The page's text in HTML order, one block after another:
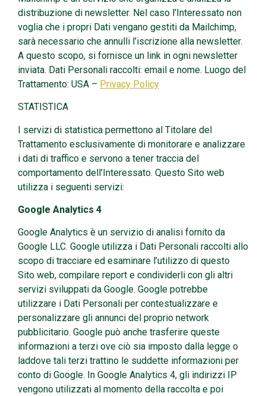
distribuzione di newsletter. Nel caso l’Interessato non
voglia che i propri Dati vengano gestiti da Mailchimp,
sarà necessario che annulli l’iscrizione alla newsletter.
A questo scopo, si fornisce un link in ogni newsletter
inviata. Dati Personali raccolti: email e nome. Luogo del
Trattamento: USA – Privacy Policy
STATISTICA
I servizi di statistica permettono al Titolare del
Trattamento esclusivamente di monitorare e analizzare
i dati di traffico e servono a tener traccia del
comportamento dell’Interessato. Questo Sito web
utilizza i seguenti servizi:
Google Analytics 4
Google Analytics è un servizio di analisi fornito da
Google LLC. Google utilizza i Dati Personali raccolti allo
scopo di tracciare ed esaminare l’utilizzo di questo
Sito web, compilare report e condividerli con gli altri
servizi sviluppati da Google. Google potrebbe
utilizzare i Dati Personali per contestualizzare e
personalizzare gli annunci del proprio network
pubblicitario. Google può anche trasferire queste
informazioni a terzi ove ciò sia imposto dalla legge o
laddove tali terzi trattino le suddette informazioni per
conto di Google. In Google Analytics 4, gli indirizzi IP
vengono utilizzati al momento della raccolta e poi